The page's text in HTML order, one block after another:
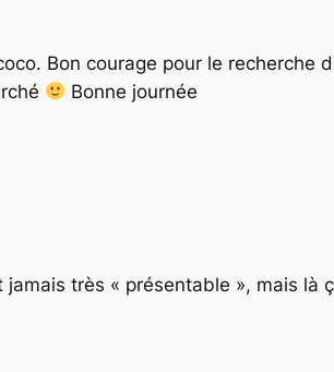
Bon courage pour le recherche
Bonne journée
jamais très « présentable », mais là